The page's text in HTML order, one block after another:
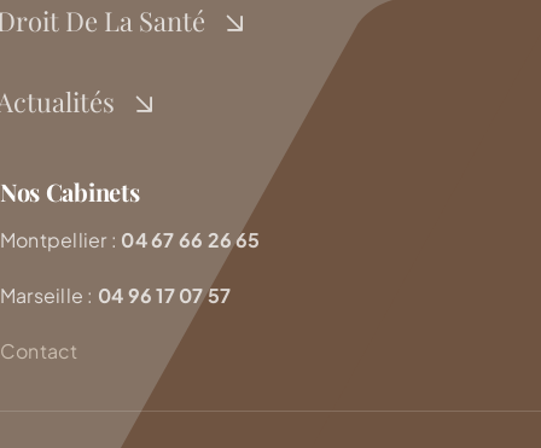
De La Santé
Nos Cabinets
Montpellier : 04 67 66 26 65
Marseille : 04 96 17 07 57
Contact